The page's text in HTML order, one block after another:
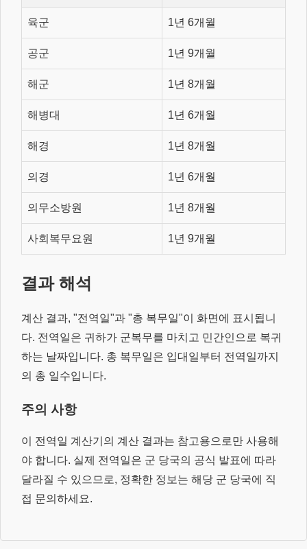
육군 1년 6개월
공군 1년 9개월
해군 1년 8개월
해병대 1년 6개월
해경 1년 8개월
의경 1년 6개월
의무소방원 1년 8개월
사회복무요원 1년 9개월
결과 해석
계산 결과, "전역일"과 "총 복무일"이 화면에 표시됩니
다. 전역일은 귀하가 군복무를 마치고 민간인으로 복귀
하는 날짜입니다. 총 복무일은 입대일부터 전역일까지
의 총 일수입니다.
주의 사항
이 전역일 계산기의 계산 결과는 참고용으로만 사용해
야 합니다. 실제 전역일은 군 당국의 공식 발표에 따라
달라질 수 있으므로, 정확한 정보는 해당 군 당국에 직
접 문의하세요.